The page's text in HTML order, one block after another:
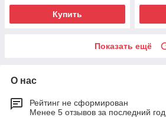
Купить
Показать ещё
О нас
Рейтинг не сформирован
Менее 5 отзывов за последний год